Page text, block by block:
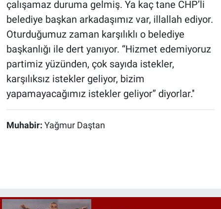
çalışamaz duruma gelmiş. Ya kaç tane CHP’li
belediye başkan arkadaşımız var, illallah ediyor.
Oturduğumuz zaman karşılıklı o belediye
başkanlığı ile dert yanıyor. “Hizmet edemiyoruz
partimiz yüzünden, çok sayıda istekler,
karşılıksız istekler geliyor, bizim
yapamayacağımız istekler geliyor” diyorlar.''
Muhabir: Yağmur Daştan